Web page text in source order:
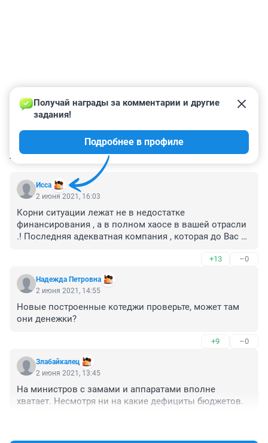
КОММЕНТАРИИ 9
Исса
Получай награды за комментарии и другие
задания!
Подробнее в профиле
2 июня 2021, 16:03
Корни ситуации лежат не в недостатке
финансирования , а в полном хаосе в вашей отрасли
.! Последняя адекватная компания , которая до Вас
основной части проблем , организационной ,
технической , вами же и уничтожается .! Причём вы
там сейчас хозяева на все 100% ! Вы согласовали ,
вашему Фокину ремонты в этом году аж на 6 млн ! Вы
из компании делаете колхоз имени Фокина ! Вы
допускаете проведение ремонтов вопреки  всем
воровство и повальное невежество !  Но поверьте ,
такое уже было , конечно не в такой умственной
деформации , но было ! И вот когда крайиначнет
замерзать , именно вы найдёте все,  и деньги и
вспомните про инженеров , слесарей , сварщиков ! И
даже при вашем полном отсутствии инстинкта
бежать .
+13 –0
Надежда Петровна
2 июня 2021, 14:55
Новые построенные котеджи проверьте, может там
они денежки?
+9 –0
Злабайкалец
2 июня 2021, 13:45
На министров с замами и аппаратами вполне
хватает. Несмотря ни на какие дефициты бюджетов.